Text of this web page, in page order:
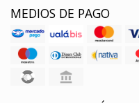
MEDIOS DE PAGO